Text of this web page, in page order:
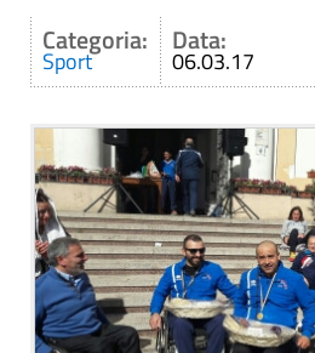
Categoria:
Sport
Data:
06.03.17